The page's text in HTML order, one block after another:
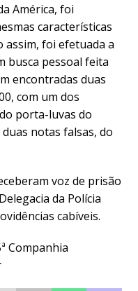
América, foi
características
assim, foi efetuada a
busca pessoal feita
encontradas duas
com um dos
porta-luvas do
notas falsas, do
voz de prisão
da Polícia
cabíveis.
Companhia